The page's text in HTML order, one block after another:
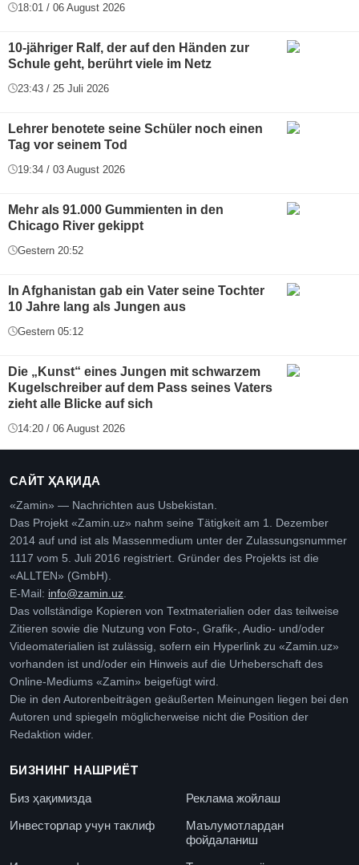
18:01 / 06 August 2026
10-jähriger Ralf, der auf den Händen zur
Schule geht, berührt viele im Netz
23:43 / 25 Juli 2026
Lehrer benotete seine Schüler noch einen
Tag vor seinem Tod
19:34 / 03 August 2026
Mehr als 91.000 Gummienten in den
Chicago River gekippt
Gestern 20:52
In Afghanistan gab ein Vater seine Tochter
10 Jahre lang als Jungen aus
Gestern 05:12
Die „Kunst“ eines Jungen mit schwarzem
Kugelschreiber auf dem Pass seines Vaters
zieht alle Blicke auf sich
14:20 / 06 August 2026
САЙТ ҲАҚИДА
«Zamin» — Nachrichten aus Usbekistan.
Das Projekt «Zamin.uz» nahm seine Tätigkeit am 1. Dezember
2014 auf und ist als Massenmedium unter der Zulassungsnummer
1117 vom 5. Juli 2016 registriert. Gründer des Projekts ist die
«ALLTEN» (GmbH).
E-Mail: info@zamin.uz
Das vollständige Kopieren von Textmaterialien oder das teilweise
Zitieren sowie die Nutzung von Foto-, Grafik-, Audio- und/oder
Videomaterialien ist zulässig, sofern ein Hyperlink zu «Zamin.uz»
vorhanden ist und/oder ein Hinweis auf die Urheberschaft des
Online-Mediums «Zamin» beigefügt wird.
Die in den Autorenbeiträgen geäußerten Meinungen liegen bei den
Autoren und spiegeln möglicherweise nicht die Position der
Redaktion wider.
БИЗНИНГ НАШРИЁТ
Биз ҳақимизда
Реклама жойлаш
Инвесторлар учун таклиф
Маълумотлардан
фойдаланиш